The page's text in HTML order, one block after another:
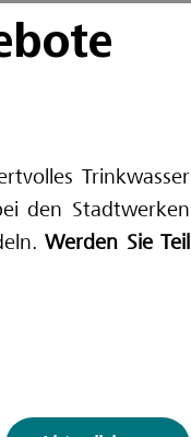
Trinkwasser
den Stadtwerken
Werden Sie Teil